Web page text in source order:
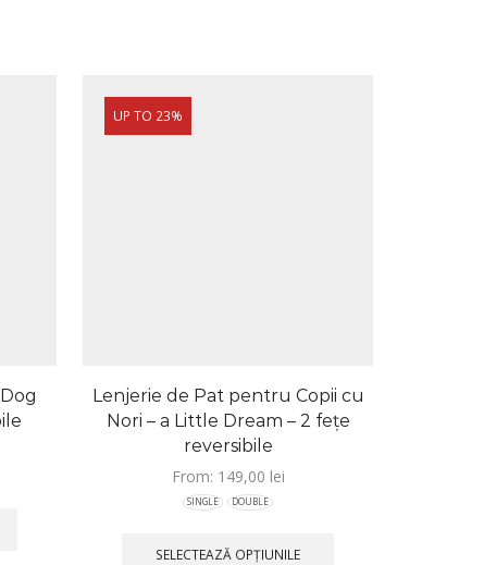
UP TO 23%
Lenjerie de Pat pentru Copii cu
Nori – a Little Dream – 2 feţe
reversibile
From: 149,00 lei
SINGLE DOUBLE
SELECTEAZĂ OPȚIUNILE